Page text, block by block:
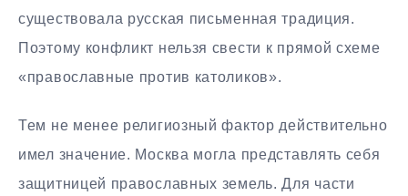
существовала русская письменная традиция.
Поэтому конфликт нельзя свести к прямой схеме
«православные против католиков».
Тем не менее религиозный фактор действительно
имел значение. Москва могла представлять себя
защитницей православных земель. Для части